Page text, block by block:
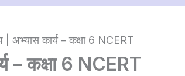
अभ्यास कार्य – कक्षा 6 NCERT
– कक्षा 6 NCERT